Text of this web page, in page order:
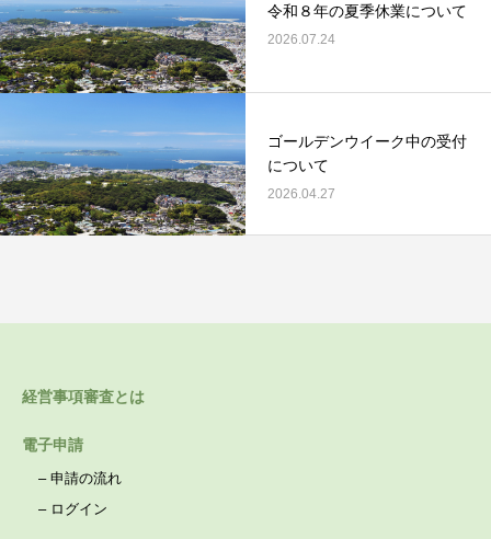
令和８年の夏季休業について
2026.07.24
ゴールデンウイーク中の受付
について
2026.04.27
経営事項審査とは
電子申請
– 申請の流れ
– ログイン